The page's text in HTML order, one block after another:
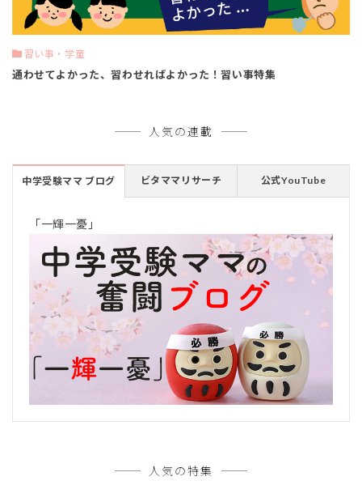
習い事・学童
通わせてよかった、習わせればよかった！習い事特集
人気の連載
中学受験ママ ブログ ビタママリサーチ 公式YouTube
「一輝一憂」
人気の特集